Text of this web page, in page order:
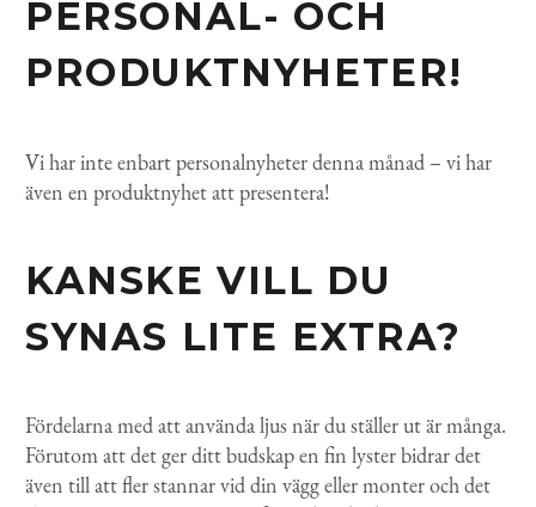
PERSONAL- OCH
PRODUKTNYHETER!
Vi har inte enbart personalnyheter denna månad – vi har
även en produktnyhet att presentera!
KANSKE VILL DU
SYNAS LITE EXTRA?
Fördelarna med att använda ljus när du ställer ut är många.
Förutom att det ger ditt budskap en fin lyster bidrar det
även till att fler stannar vid din vägg eller monter och det